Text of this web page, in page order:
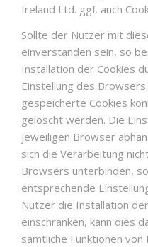
Ireland Ltd. ggf. auch
Sollte der Nutzer mit
einverstanden sein, so
Installation der Cookies
Einstellung des
gespeicherte Cookies
gelöscht werden. Die
jeweiligen Browser
sich die Verarbeitung
Browsers unterbinden,
entsprechende
Nutzer die Installation
einschränken, kann dies
sämtliche Funktionen von